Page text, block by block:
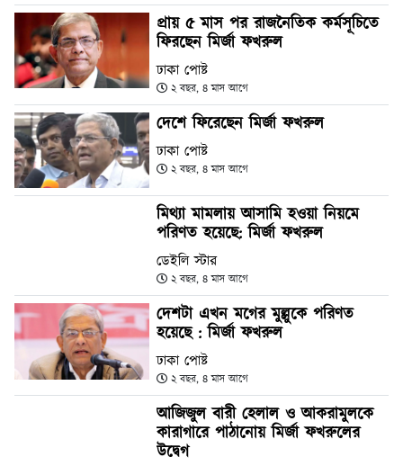
প্রায় ৫ মাস পর রাজনৈতিক কর্মসূচিতে
ফিরছেন মির্জা ফখরুল
ঢাকা পোষ্ট
২ বছর, ৪ মাস আগে
দেশে ফিরেছেন মির্জা ফখরুল
ঢাকা পোষ্ট
২ বছর, ৪ মাস আগে
মিথ্যা মামলায় আসামি হওয়া নিয়মে
পরিণত হয়েছে: মির্জা ফখরুল
ডেইলি স্টার
২ বছর, ৪ মাস আগে
দেশটা এখন মগের মুল্লুকে পরিণত
হয়েছে : মির্জা ফখরুল
ঢাকা পোষ্ট
২ বছর, ৪ মাস আগে
আজিজুল বারী হেলাল ও আকরামুলকে
কারাগারে পাঠানোয় মির্জা ফখরুলের
উদ্বেগ